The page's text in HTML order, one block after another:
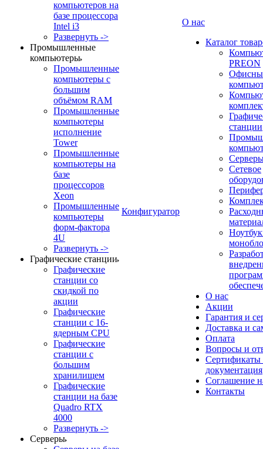
компьютеров на
базе процессора
Intel i3
Развернуть ->
Промышленные
компьютеры
Промышленные
компьютеры с
большим
объёмом RAM
Промышленные
компьютеры
исполнение
Tower
Промышленные
компьютеры на
базе
процессоров
Xeon
Промышленные
компьютеры
форм-фактора
4U
Развернуть ->
Графические станции
Графические
станции со
скидкой по
акции
Графические
станции с 16-
ядерным CPU
Графические
станции с
большим
хранилищем
Графические
станции на базе
Quadro RTX
4000
Развернуть ->
Серверы
Конфигуратор
О нас
Каталог
PREON
станции
Сетевое
О нас
Акции
Гарантия и
Доставка и
Оплата
Вопросы и
Сертификаты
документация
Соглашение
Контакты